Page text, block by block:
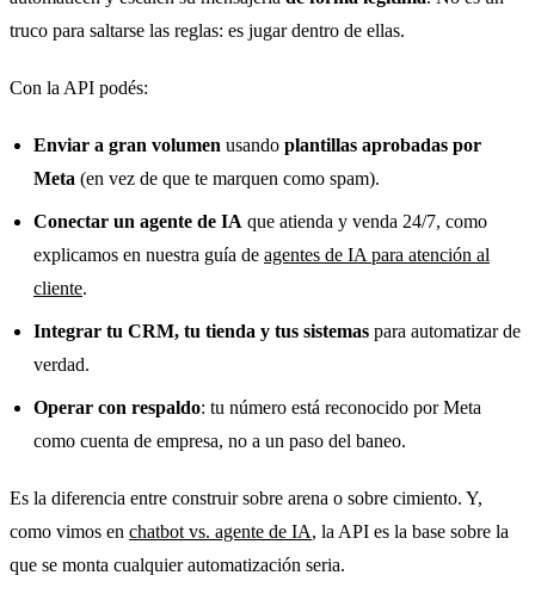
truco para saltarse las reglas: es jugar dentro de ellas.
Con la API podés:
Enviar a gran volumen usando plantillas aprobadas por
Meta (en vez de que te marquen como spam).
Conectar un agente de IA que atienda y venda 24/7, como
explicamos en nuestra guía de agentes de IA para atención al
cliente.
Integrar tu CRM, tu tienda y tus sistemas para automatizar de
verdad.
Operar con respaldo: tu número está reconocido por Meta
como cuenta de empresa, no a un paso del baneo.
Es la diferencia entre construir sobre arena o sobre cimiento. Y,
como vimos en chatbot vs. agente de IA, la API es la base sobre la
que se monta cualquier automatización seria.